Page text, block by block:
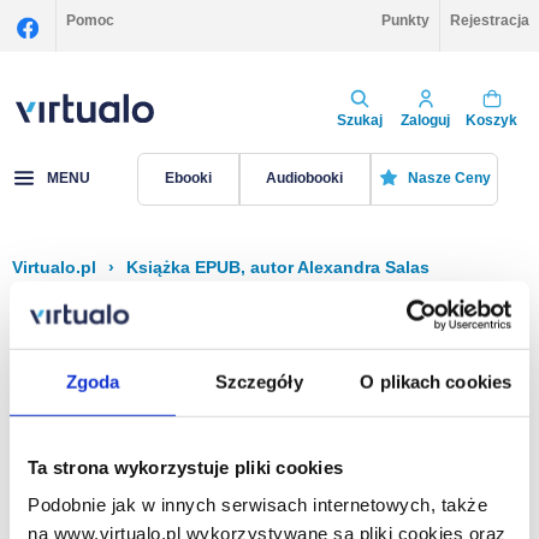
Zgoda Szczegóły O plikach cookies
Ta strona wykorzystuje pliki cookies
Podobnie jak w innych serwisach internetowych, także
na www.virtualo.pl wykorzystywane są pliki cookies oraz
Pomoc Punkty Rejestracja
Szukaj Zaloguj Koszyk
MENU Ebooki Audiobooki Nasze Ceny
Virtualo.pl › Książka EPUB, autor Alexandra Salas
Filtruj Sortuj
Na stronie